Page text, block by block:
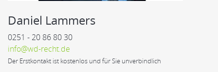
Daniel Lammers
0251 - 20 86 80 30
info@wd-recht.de
Der Erstkontakt ist kostenlos und für Sie unverbindlich